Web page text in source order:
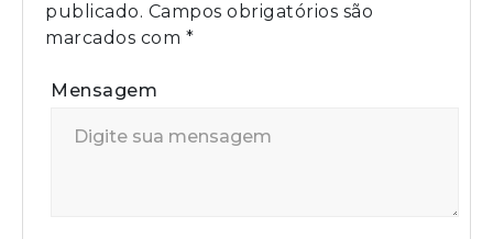
publicado. Campos obrigatórios são
marcados com *
Mensagem